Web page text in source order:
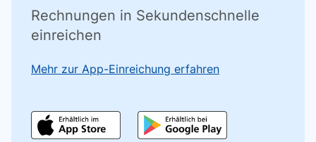
Rechnungen in Sekundenschnelle
einreichen
Mehr zur App-Einreichung erfahren